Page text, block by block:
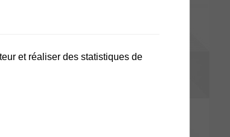
du 20 août prochain.
et réaliser des statistiques de